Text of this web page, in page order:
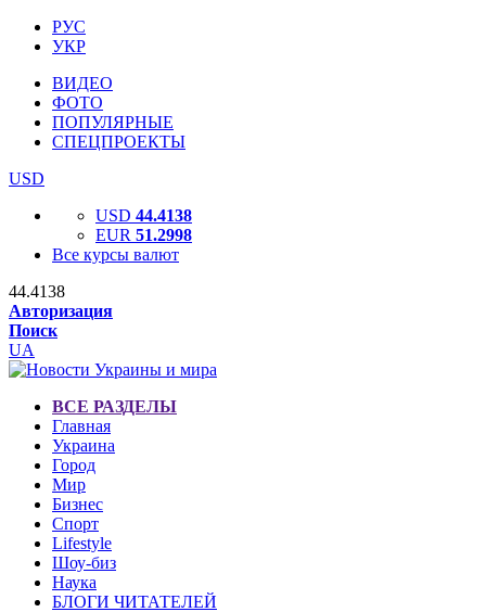
РУС
УКР
ВИДЕО
ФОТО
ПОПУЛЯРНЫЕ
СПЕЦПРОЕКТЫ
USD
USD 44.4138
EUR 51.2998
Все курсы валют
44.4138
Авторизация
Поиск
UA
ВСЕ РАЗДЕЛЫ
Главная
Украина
Город
Мир
Бизнес
Спорт
Lifestyle
Шоу-биз
Наука
БЛОГИ ЧИТАТЕЛЕЙ